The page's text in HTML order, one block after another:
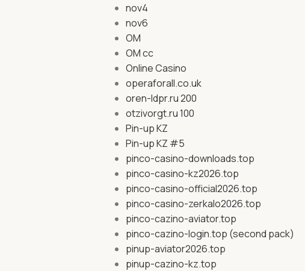
nov4
nov6
OM
OM cc
Online Casino
operaforall.co.uk
oren-ldpr.ru 200
otzivorgt.ru 100
Pin-up KZ
Pin-up KZ #5
pinco-casino-downloads.top
pinco-casino-kz2026.top
pinco-casino-official2026.top
pinco-casino-zerkalo2026.top
pinco-cazino-aviator.top
pinco-cazino-login.top (second pack)
pinup-aviator2026.top
pinup-cazino-kz.top